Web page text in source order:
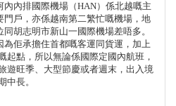
內內排國際機場（HAN）係北越嘅主
門戶，亦係越南第二繁忙嘅機場，地
同胡志明市新山一國際機場差唔多。
為佢承擔住首都嘅客運同貨運，加上
起點，所以無論係國際定國內航班，
遊旺季、大型節慶或者週末，出入境
中長。